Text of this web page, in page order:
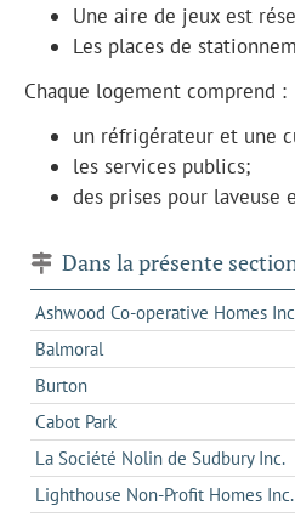
Une aire de jeux est
Les places de
Chaque logement comprend :
un réfrigérateur et une
les services publics;
des prises pour laveuse
Dans la présente
Ashwood Co-operative Homes
Balmoral
Burton
Cabot Park
La Société Nolin de Sudbury Inc.
Lighthouse Non-Profit Homes Inc.